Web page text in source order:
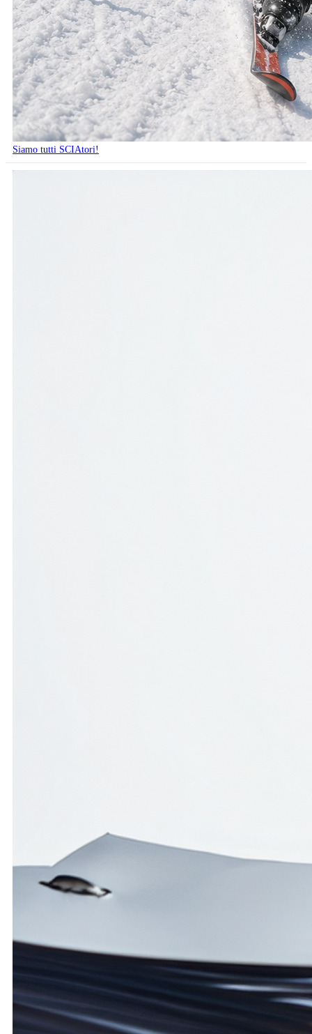
Siamo tutti SCIAtori!